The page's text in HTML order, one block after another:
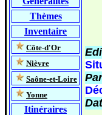
Thèmes
Inventaire
Côte-d'Or
Nièvre
Saône-et-Loire
Yonne
Itinéraires